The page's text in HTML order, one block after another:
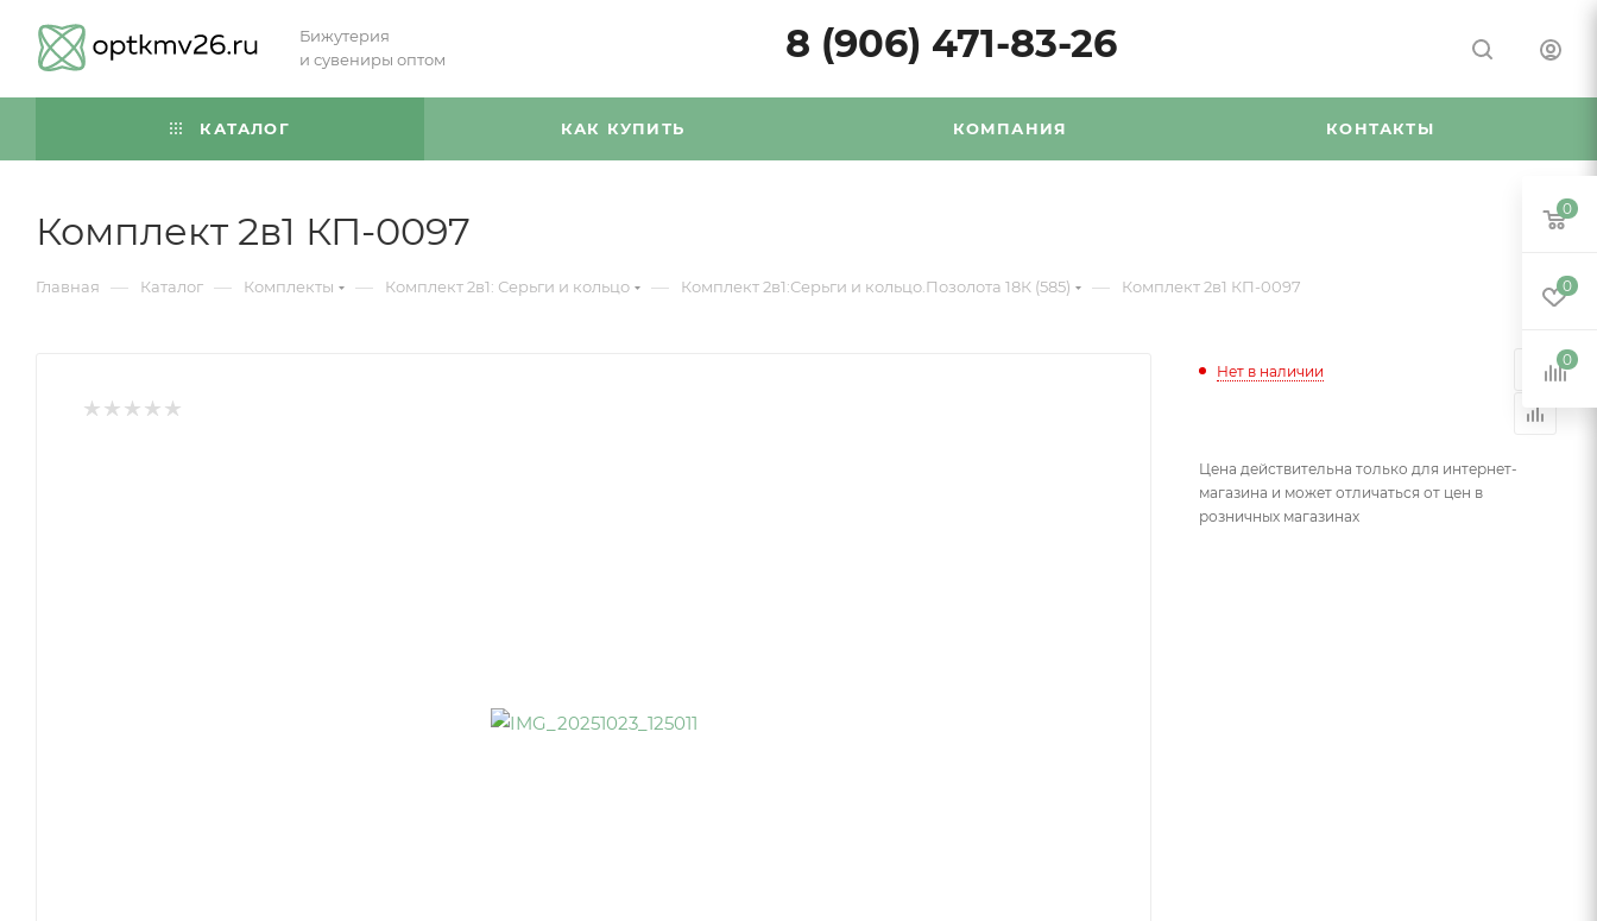
Бижутерия
и сувениры оптом
8 (906) 471-83-26
КАТАЛОГ КАК КУПИТЬ КОМПАНИЯ КОНТАКТЫ
Комплект 2в1 КП-0097
Главная — Каталог — Комплекты — Комплект 2в1: Серьги и кольцо — Комплект 2в1:Серьги и кольцо.Позолота 18К (585) — Комплект 2в1 КП-0097
Нет в наличии
Цена действительна только для интернет-
магазина и может отличаться от цен в
розничных магазинах
0
0
0